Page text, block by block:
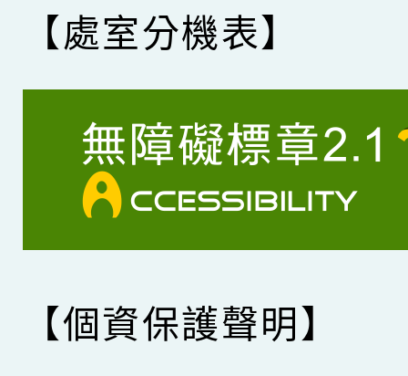
【處室分機表】
【個資保護聲明】